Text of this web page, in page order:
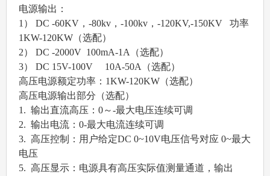
电源输出：
1） DC -60KV，-80kv，-100kv，-120KV,-150KV 功率
1KW-120KW（选配）
2） DC -2000V 100mA-1A（选配）
3） DC 15V-100V 10A-50A（选配）
高压电源额定功率：1KW-120KW（选配）
高压电源输出部分（选配）
1. 输出直流高压：0～-最大电压连续可调
2. 输出电流：0-最大电流连续可调
3. 高压控制：用户给定DC 0~10V电压信号对应 0~最大
电压
5. 高压显示：电源具有高压实际值测量通道，输出